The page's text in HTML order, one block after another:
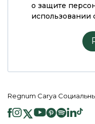
о защите
использовании
Regnum Carya